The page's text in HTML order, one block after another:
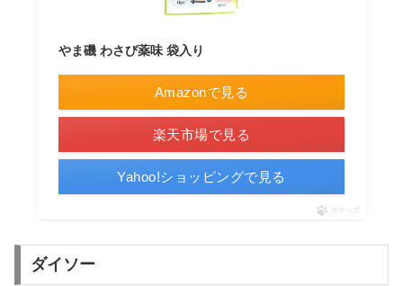
やま磯 わさび薬味 袋入り
Amazonで見る
楽天市場で見る
Yahoo!ショッピングで見る
ポチップ
ダイソー